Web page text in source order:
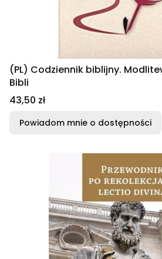
(PL) Codziennik biblijny.
Bibli
Cena
43,50 zł
Powiadom mnie o dostępności